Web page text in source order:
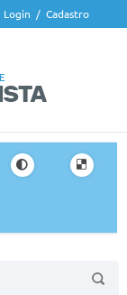
Login / Cadastro